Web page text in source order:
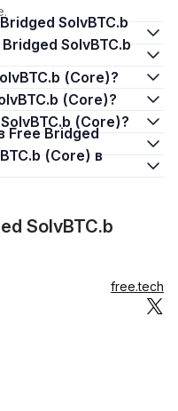
(Core)?
(Core)?
SolvBTC.b (Core)?
SolvBTC.b
free.tech